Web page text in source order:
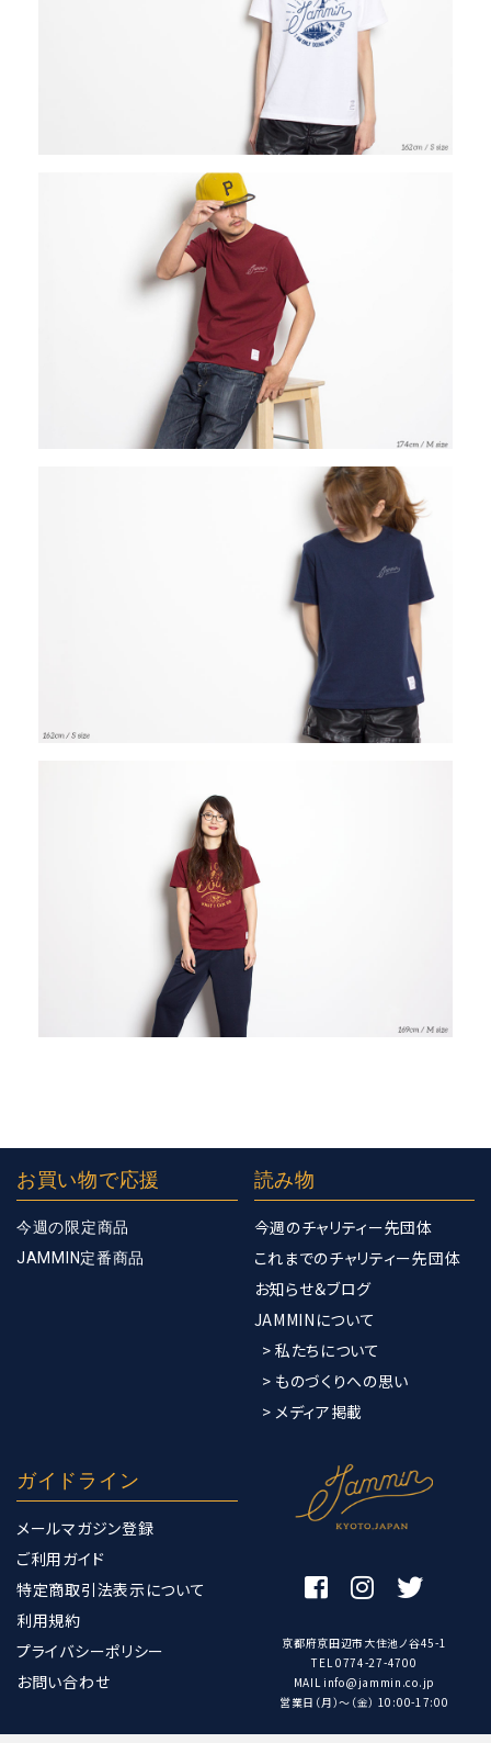
お買い物で応援
今週の限定商品
JAMMIN定番商品
読み物
今週のチャリティー先団体
これまでのチャリティー先団体
お知らせ＆ブログ
JAMMINについて
> 私たちについて
> ものづくりへの思い
> メディア掲載
ガイドライン
メールマガジン登録
ご利用ガイド
特定商取引法表示について
利用規約
プライバシーポリシー
お問い合わせ
京都府京田辺市大住池ノ谷45-1
TEL 0774-27-4700
MAIL info@jammin.co.jp
営業日（月）〜（金） 10:00-17:00